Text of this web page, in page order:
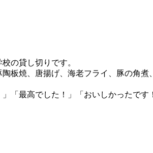
の貸し切りです。
板焼、唐揚げ、海老フライ、豚の角
「最高でした！」「おいしかったで